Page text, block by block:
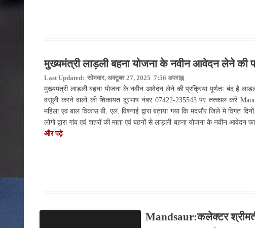
मुख्यमंत्री लाड़ली बहना योजना के नवीन आवेदन लेने की
Last Updated: सोमवार, अक्टूबर 27, 2025 7:56 अपराह्न
मुख्यमंत्री लाड़ली बहना योजना के नवीन आवेदन लेने की प्रक्रिया पूर्णतः बंद है
वसूली करने वालों की शिकायत दूरभाष नंबर 07422-235543 पर तत्काल करें
महिला एवं बाल विकास बी. एल. विश्‍नाई द्वारा बताया गया कि मंदसौर जिले मे विगत
लोगो द्वारा गांव एवं शहरों की माता एवं बहनों से लाड़ली बहना योजना के नवीन आवेदन
और पढ़े
Mandsaur:कलेक्‍टर श्रीमती